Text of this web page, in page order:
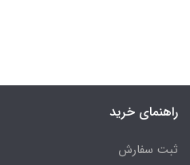
راهنمای خرید
ثبت سفارش